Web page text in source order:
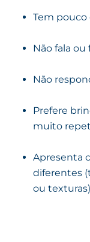
Tem
Não fala
Não
Prefere
muito
Apresenta
diferentes
ou texturas)